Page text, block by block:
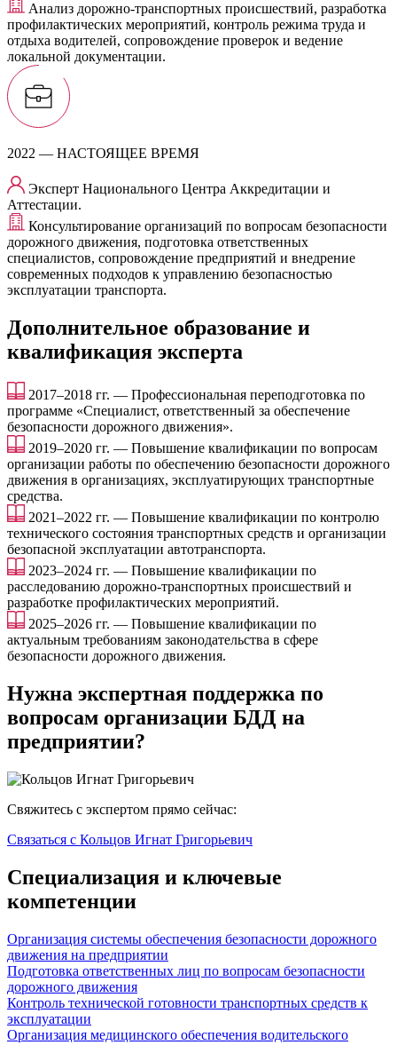
Анализ дорожно-транспортных происшествий, разработка
профилактических мероприятий, контроль режима труда и
отдыха водителей, сопровождение проверок и ведение
локальной документации.
2022 — НАСТОЯЩЕЕ ВРЕМЯ
Эксперт Национального Центра Аккредитации и
Аттестации.
Консультирование организаций по вопросам безопасности
дорожного движения, подготовка ответственных
специалистов, сопровождение предприятий и внедрение
современных подходов к управлению безопасностью
эксплуатации транспорта.
Дополнительное образование и
квалификация эксперта
2017–2018 гг. — Профессиональная переподготовка по
программе «Специалист, ответственный за обеспечение
безопасности дорожного движения».
2019–2020 гг. — Повышение квалификации по вопросам
организации работы по обеспечению безопасности дорожного
движения в организациях, эксплуатирующих транспортные
средства.
2021–2022 гг. — Повышение квалификации по контролю
технического состояния транспортных средств и организации
безопасной эксплуатации автотранспорта.
2023–2024 гг. — Повышение квалификации по
расследованию дорожно-транспортных происшествий и
разработке профилактических мероприятий.
2025–2026 гг. — Повышение квалификации по
актуальным требованиям законодательства в сфере
безопасности дорожного движения.
Нужна экспертная поддержка по
вопросам организации БДД на
предприятии?
Свяжитесь с экспертом прямо сейчас:
Связаться с Кольцов Игнат Григорьевич
Специализация и ключевые
компетенции
Организация системы обеспечения безопасности дорожного
движения на предприятии
Подготовка ответственных лиц по вопросам безопасности
дорожного движения
Контроль технической готовности транспортных средств к
эксплуатации
Организация медицинского обеспечения водительского